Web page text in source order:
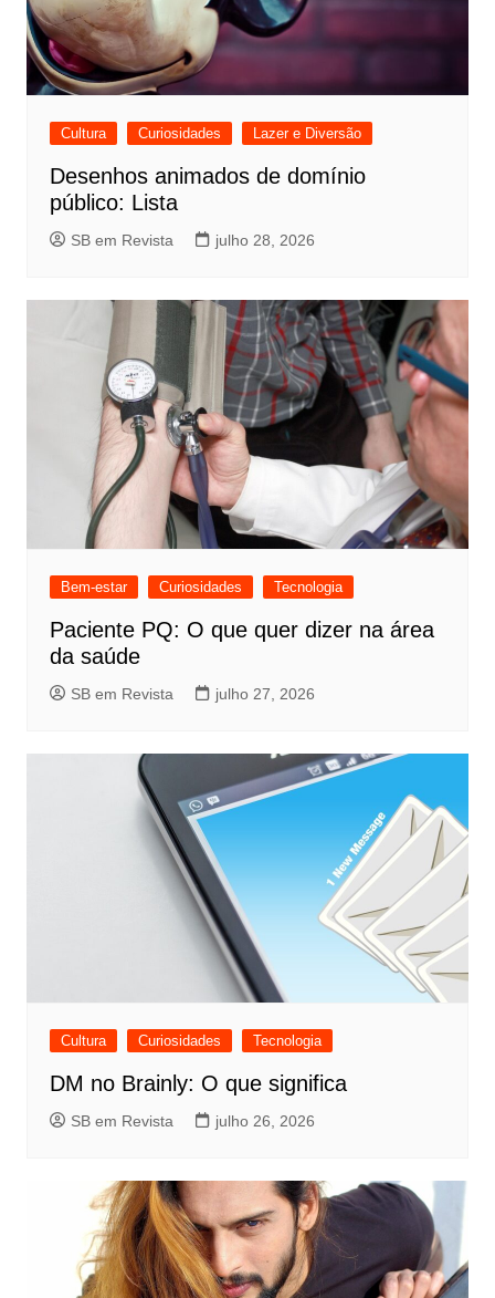
Cultura Curiosidades Lazer e Diversão
Desenhos animados de domínio
público: Lista
SB em Revista julho 28, 2026
Bem-estar Curiosidades Tecnologia
Paciente PQ: O que quer dizer na área
da saúde
SB em Revista julho 27, 2026
Cultura Curiosidades Tecnologia
DM no Brainly: O que significa
SB em Revista julho 26, 2026